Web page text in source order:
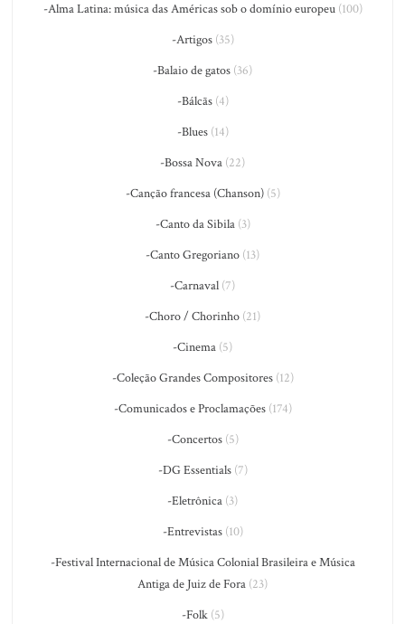
-Alma Latina: música das Américas sob o domínio europeu(100)
-Artigos(35)
-Balaio de gatos (36)
-Bálcãs(4)
-Blues(14)
-Bossa Nova (22)
-Canção francesa (Chanson)(5)
-Canto da Sibila(3)
-Canto Gregoriano (13)
-Carnaval (7)
-Choro / Chorinho (21)
-Cinema (5)
-Coleção Grandes Compositores(12)
-Comunicados e Proclamações(174)
-Concertos(5)
-DG Essentials(7)
-Eletrônica (3)
-Entrevistas(10)
-Festival Internacional de Música Colonial Brasileira e Música
Antiga de Juiz de Fora (23)
-Folk(5)